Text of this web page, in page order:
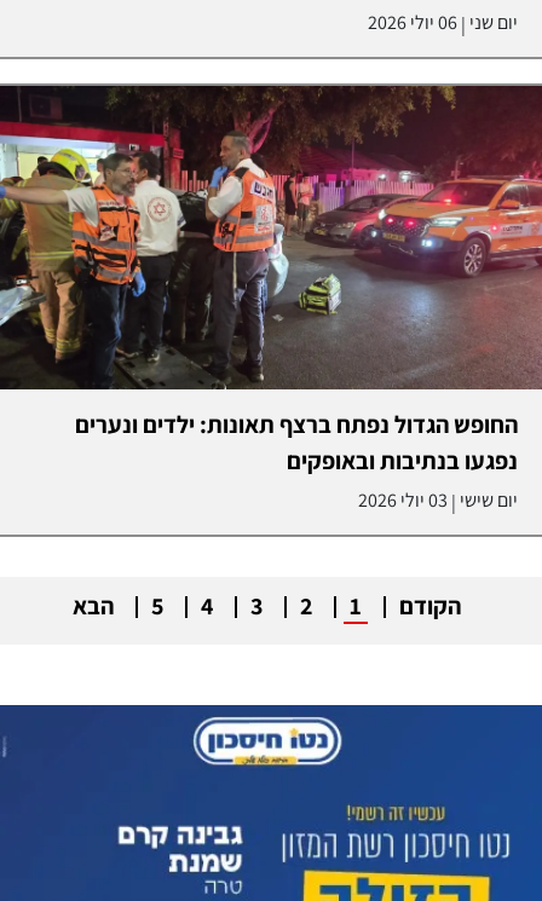
יום שני |06 יולי 2026
החופש הגדול נפתח ברצף תאונות: ילדים ונערים
נפגעו בנתיבות ובאופקים
יום שישי | 03 יולי 2026
הקודם 1
2
3
4
5 הבא